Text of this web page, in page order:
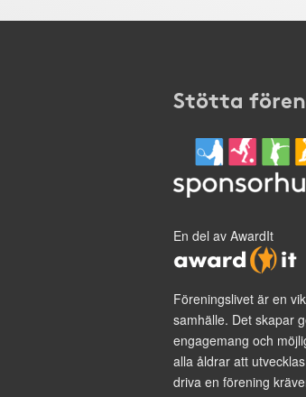
Stötta
En del av AwardIt
Föreningslivet är en
samhälle. Det skapar
engagemang och
alla åldrar att
driva en förening